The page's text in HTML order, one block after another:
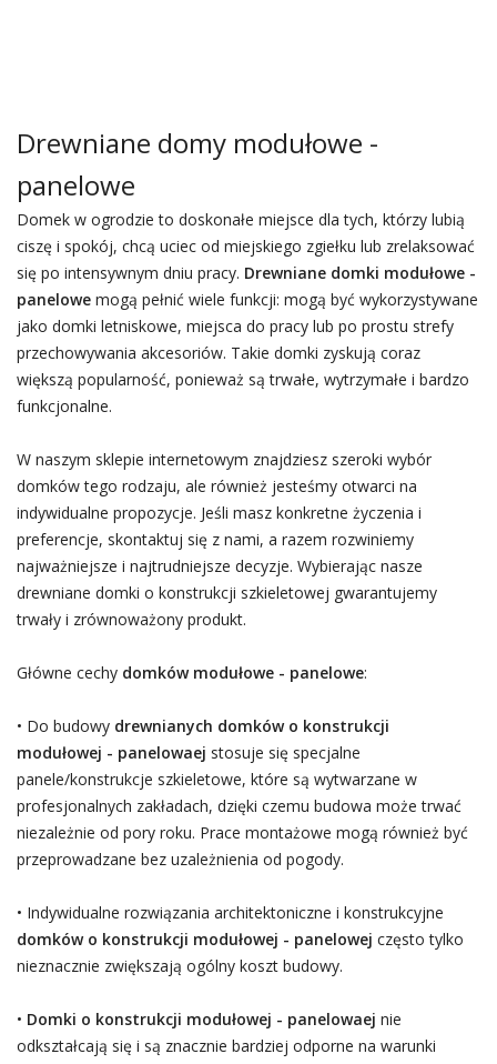
Drewniane domy modułowe -
panelowe
Domek w ogrodzie to doskonałe miejsce dla tych, którzy lubią
ciszę i spokój, chcą uciec od miejskiego zgiełku lub zrelaksować
się po intensywnym dniu pracy. Drewniane domki modułowe -
panelowe mogą pełnić wiele funkcji: mogą być wykorzystywane
jako domki letniskowe, miejsca do pracy lub po prostu strefy
przechowywania akcesoriów. Takie domki zyskują coraz
większą popularność, ponieważ są trwałe, wytrzymałe i bardzo
funkcjonalne.
W naszym sklepie internetowym znajdziesz szeroki wybór
domków tego rodzaju, ale również jesteśmy otwarci na
indywidualne propozycje. Jeśli masz konkretne życzenia i
preferencje, skontaktuj się z nami, a razem rozwiniemy
najważniejsze i najtrudniejsze decyzje. Wybierając nasze
drewniane domki o konstrukcji szkieletowej gwarantujemy
trwały i zrównoważony produkt.
Główne cechy domków modułowe - panelowe:
• Do budowy drewnianych domków o konstrukcji
modułowej - panelowaej stosuje się specjalne
panele/konstrukcje szkieletowe, które są wytwarzane w
profesjonalnych zakładach, dzięki czemu budowa może trwać
niezależnie od pory roku. Prace montażowe mogą również być
przeprowadzane bez uzależnienia od pogody.
• Indywidualne rozwiązania architektoniczne i konstrukcyjne
domków o konstrukcji modułowej - panelowej często tylko
nieznacznie zwiększają ogólny koszt budowy.
• Domki o konstrukcji modułowej - panelowaej nie
odkształcają się i są znacznie bardziej odporne na warunki